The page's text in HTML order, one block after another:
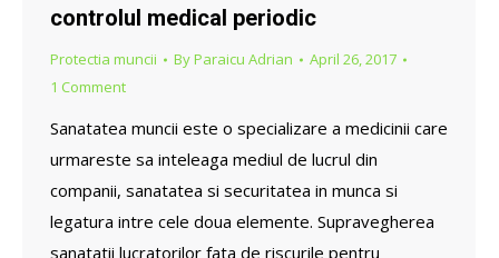
controlul medical periodic
Protectia muncii ByParaicu Adrian
April 26, 2017
1 Comment
Sanatatea muncii este o specializare a medicinii care
urmareste sa inteleaga mediul de lucrul din
companii, sanatatea si securitatea in munca si
legatura intre cele doua elemente. Supravegherea
sanatatii lucratorilor fata de riscurile pentru